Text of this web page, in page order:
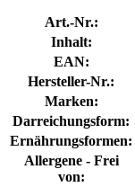
Art.-Nr.:
Inhalt:
EAN:
Hersteller-Nr.:
Marken:
Darreichungsform:
Ernährungsformen:
Allergene - Frei
von: